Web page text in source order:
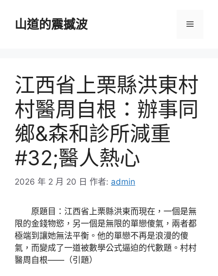
山道的震撼波 選
江西省上栗縣洪東村
村醫周自根：辦事同
鄉&森和診所減重
#32;醫人熱心
2026 年 2 月 20 日 作者: admin
原題目：江西省上栗縣洪東而現在，一個是無
限的金錢物慾，另一個是無限的單戀傻氣，兩者都
極端到讓她無法平衡。他的單戀不再是浪漫的傻
氣，而變成了一道被數學公式逼迫的代數題。村村
醫周自根——（引題）